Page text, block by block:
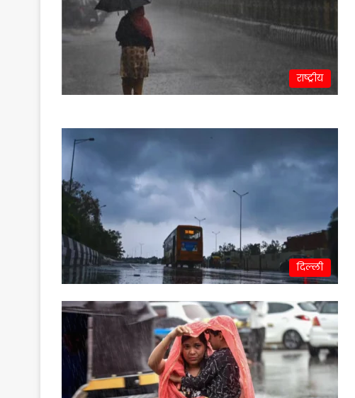
राष्ट्रीय
दिल्ली